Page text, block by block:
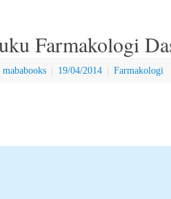
Farmakologi
mababooks | 19/04/2014 | Farmakologi